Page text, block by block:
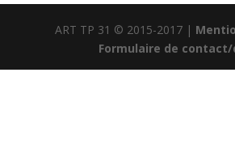
ART TP 31 © 2015-2017 |
Formulaire de contact/